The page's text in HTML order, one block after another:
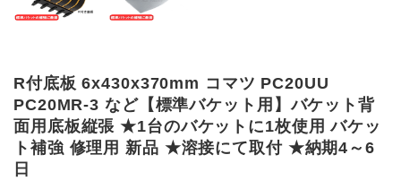
R付底板 6x430x370mm コマツ PC20UU
PC20MR-3 など【標準バケット用】バケット背
面用底板縦張 ★1台のバケットに1枚使用 バケッ
ト補強 修理用 新品 ★溶接にて取付 ★納期4～6
日